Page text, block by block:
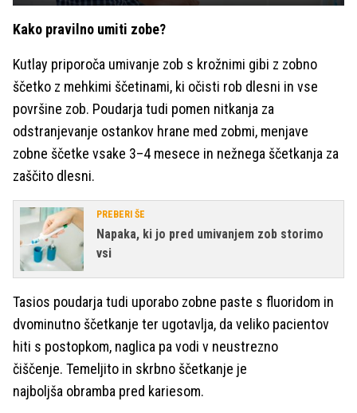
Kako pravilno umiti zobe?
Kutlay priporoča umivanje zob s krožnimi gibi z zobno
ščetko z mehkimi ščetinami, ki očisti rob dlesni in vse
površine zob. Poudarja tudi pomen nitkanja za
odstranjevanje ostankov hrane med zobmi, menjave
zobne ščetke vsake 3–4 mesece in nežnega ščetkanja za
zaščito dlesni.
PREBERI ŠE
Napaka, ki jo pred umivanjem zob storimo
vsi
Tasios poudarja tudi uporabo zobne paste s fluoridom in
dvominutno ščetkanje ter ugotavlja, da veliko pacientov
hiti s postopkom, naglica pa vodi v neustrezno
čiščenje. Temeljito in skrbno ščetkanje je
najboljša obramba pred kariesom.